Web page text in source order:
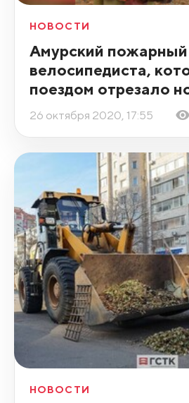
НОВОСТИ
Амурский пожарный
велосипедиста,
поездом отрезало
26 октября 2020, 17:55
НОВОСТИ